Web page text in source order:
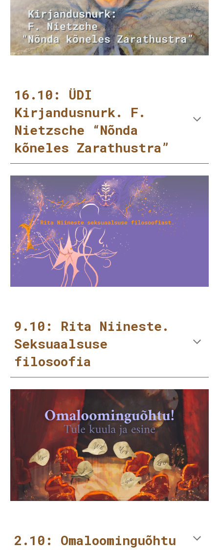
16.10: ÜDI
Kirjandusnurk. F.
Nietzsche “Nõnda
kõneles Zarathustra”
9.10: Rita Niineste.
Seksuaalsuse
filosoofia
2.10: Omaloominguõhtu